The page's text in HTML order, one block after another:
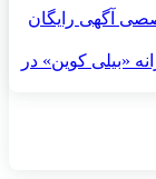
آگهی رایگان
«بیلی کوین» در